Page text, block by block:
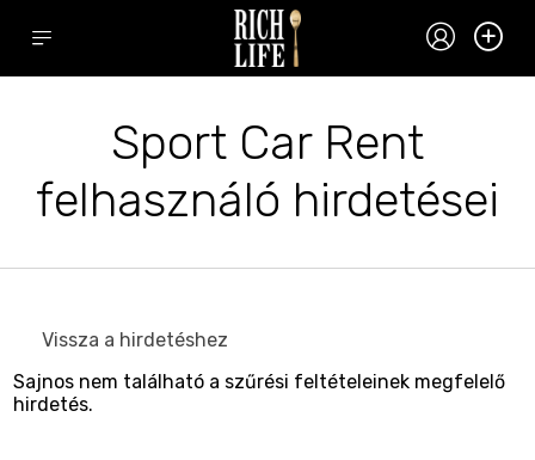
Sport Car Rent
felhasználó hirdetései
Vissza a hirdetéshez
Sajnos nem található a szűrési feltételeinek megfelelő
hirdetés.